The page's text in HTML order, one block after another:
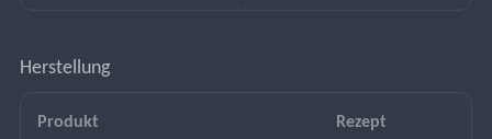
Herstellung
Produkt Rezept